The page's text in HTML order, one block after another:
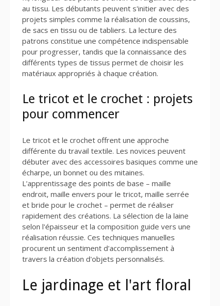
au tissu. Les débutants peuvent s'initier avec des
projets simples comme la réalisation de coussins,
de sacs en tissu ou de tabliers. La lecture des
patrons constitue une compétence indispensable
pour progresser, tandis que la connaissance des
différents types de tissus permet de choisir les
matériaux appropriés à chaque création.
Le tricot et le crochet : projets
pour commencer
Le tricot et le crochet offrent une approche
différente du travail textile. Les novices peuvent
débuter avec des accessoires basiques comme une
écharpe, un bonnet ou des mitaines.
L'apprentissage des points de base – maille
endroit, maille envers pour le tricot, maille serrée
et bride pour le crochet – permet de réaliser
rapidement des créations. La sélection de la laine
selon l'épaisseur et la composition guide vers une
réalisation réussie. Ces techniques manuelles
procurent un sentiment d'accomplissement à
travers la création d'objets personnalisés.
Le jardinage et l'art floral